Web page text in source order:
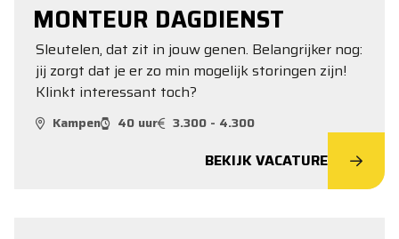
MONTEUR DAGDIENST
Sleutelen, dat zit in jouw genen. Belangrijker nog:
jij zorgt dat je er zo min mogelijk storingen zijn!
Klinkt interessant toch?
Kampen 40 uur 3.300 - 4.300
BEKIJK VACATURE